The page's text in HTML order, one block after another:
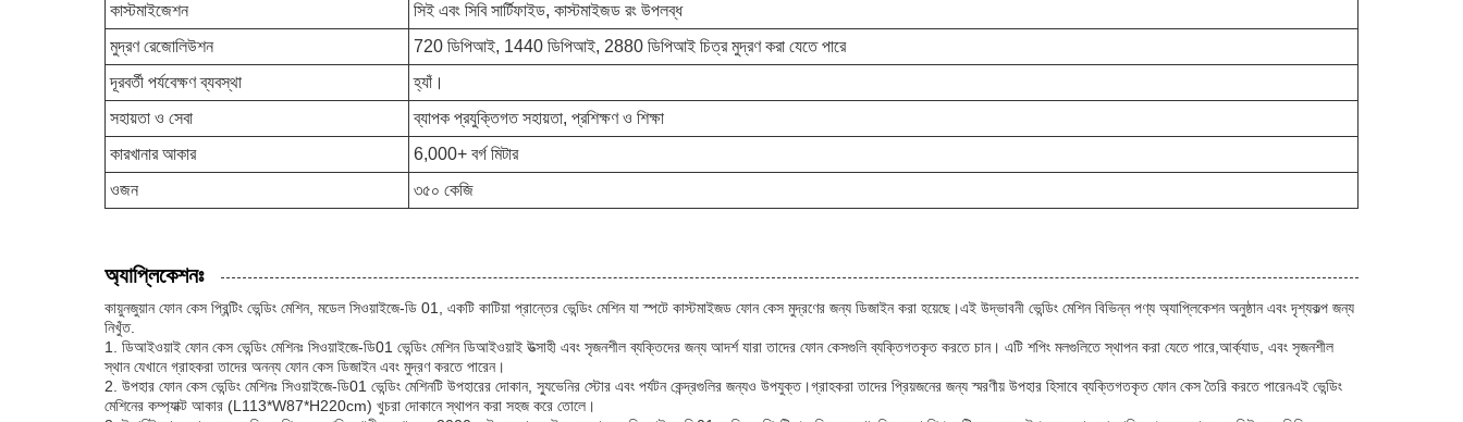
কাস্টমাইজেশন
সিই এবং সিবি সার্টিফাইড, কাস্টমাইজড রং উপলব্ধ
মুদ্রণ রেজোলিউশন
720 ডিপিআই, 1440 ডিপিআই, 2880 ডিপিআই চিত্র মুদ্রণ করা যেতে পারে
দূরবর্তী পর্যবেক্ষণ ব্যবস্থা
হ্যাঁ।
সহায়তা ও সেবা
ব্যাপক প্রযুক্তিগত সহায়তা, প্রশিক্ষণ ও শিক্ষা
কারখানার আকার
6,000+ বর্গ মিটার
ওজন
৩৫০ কেজি
অ্যাপ্লিকেশনঃ
কায়ুনজুয়ান ফোন কেস প্রিন্টিং ভেন্ডিং মেশিন, মডেল সিওয়াইজে-ডি 01, একটি কাটিয়া প্রান্তের ভেন্ডিং মেশিন যা স্পটে কাস্টমাইজড ফোন কেস মুদ্রণের জন্য ডিজাইন করা হয়েছে।এই উদ্ভাবনী ভেন্ডিং মেশিন বিভিন্ন পণ্য অ্যাপ্লিকেশন অনুষ্ঠান এবং দৃশ্যকল্প জন্য
নিখুঁত.
1. ডিআইওয়াই ফোন কেস ভেন্ডিং মেশিনঃ সিওয়াইজে-ডি01 ভেন্ডিং মেশিন ডিআইওয়াই উত্সাহী এবং সৃজনশীল ব্যক্তিদের জন্য আদর্শ যারা তাদের ফোন কেসগুলি ব্যক্তিগতকৃত করতে চান। এটি শপিং মলগুলিতে স্থাপন করা যেতে পারে,আর্ক্যাড, এবং সৃজনশীল
স্থান যেখানে গ্রাহকরা তাদের অনন্য ফোন কেস ডিজাইন এবং মুদ্রণ করতে পারেন।
2. উপহার ফোন কেস ভেন্ডিং মেশিনঃ সিওয়াইজে-ডি01 ভেন্ডিং মেশিনটি উপহারের দোকান, স্যুভেনির স্টোর এবং পর্যটন কেন্দ্রগুলির জন্যও উপযুক্ত।গ্রাহকরা তাদের প্রিয়জনের জন্য স্মরণীয় উপহার হিসাবে ব্যক্তিগতকৃত ফোন কেস তৈরি করতে পারেনএই ভেন্ডিং
মেশিনের কম্প্যাক্ট আকার (L113*W87*H220cm) খুচরা দোকানে স্থাপন করা সহজ করে তোলে।